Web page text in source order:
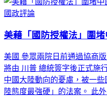
國政評論
美藉「國防授權法」圍
美國 參眾兩院日前通過協商
將由 川普 總統簽字後正式施
中國大陸動向的憂慮，被一
陸態度最強硬」的法案。 此